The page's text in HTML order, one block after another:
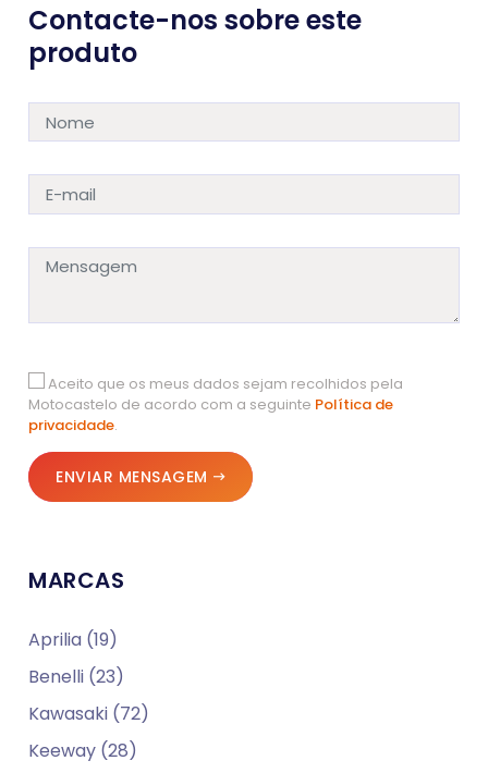
Contacte-nos sobre este
produto
Aceito que os meus dados sejam recolhidos pela
Motocastelo de acordo com a seguinte Política de
privacidade.
ENVIAR MENSAGEM
MARCAS
Aprilia (19)
Benelli (23)
Kawasaki (72)
Keeway (28)